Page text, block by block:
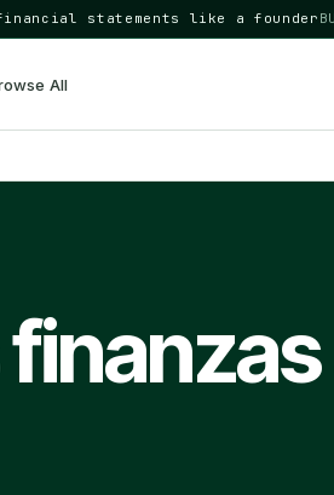
statements like a founder
All